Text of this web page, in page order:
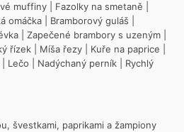
muffiny Fazolky na smetaně
omáčka Bramborový guláš
Zapečené brambory s uzeným
řízek Míša řezy Kuře na paprice
Lečo Nadýchaný perník
Rychlý
švestkami, paprikami a žampiony